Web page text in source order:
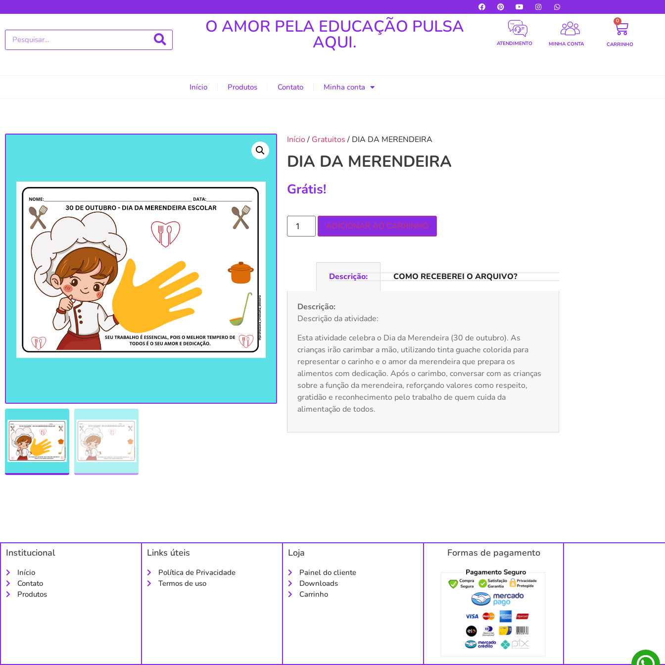
O AMOR PELA EDUCAÇÃO PULSA
AQUI. ATENDIMENTO MINHA CONTA
0
CARRINHO
Início Produtos Contato Minha conta
Início/ Gratuitos / DIA DA MERENDEIRA
DIA DA MERENDEIRA
Grátis!
ADICIONAR AO CARRINHO
Descrição: COMO RECEBEREI O ARQUIVO?
Descrição:
Descrição da atividade:
Esta atividade celebra o Dia da Merendeira (30 de outubro). As
crianças irão carimbar a mão, utilizando tinta guache colorida para
representar o carinho e o amor da merendeira que prepara os
alimentos com dedicação. Após o carimbo, conversar com as crianças
sobre a função da merendeira, reforçando valores como respeito,
gratidão e reconhecimento pelo trabalho de quem cuida da
alimentação de todos.
Institucional
Início
Contato
Produtos
Links úteis
Política de Privacidade
Termos de uso
Loja
Painel do cliente
Downloads
Carrinho
Formas de pagamento